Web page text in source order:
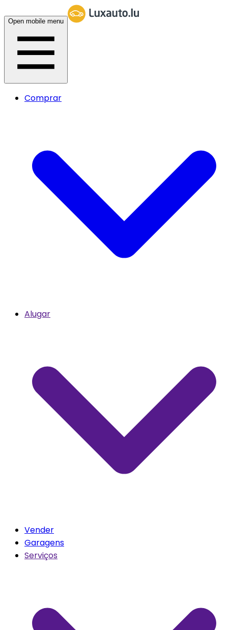
Open mobile menu
Comprar
Alugar
Vender
Garagens
Serviços